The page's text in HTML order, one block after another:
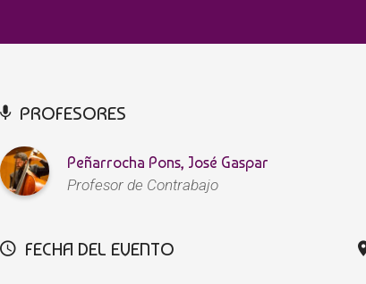
PROFESORES
Peñarrocha Pons, José Gaspar
Profesor de Contrabajo
FECHA DEL EVENTO